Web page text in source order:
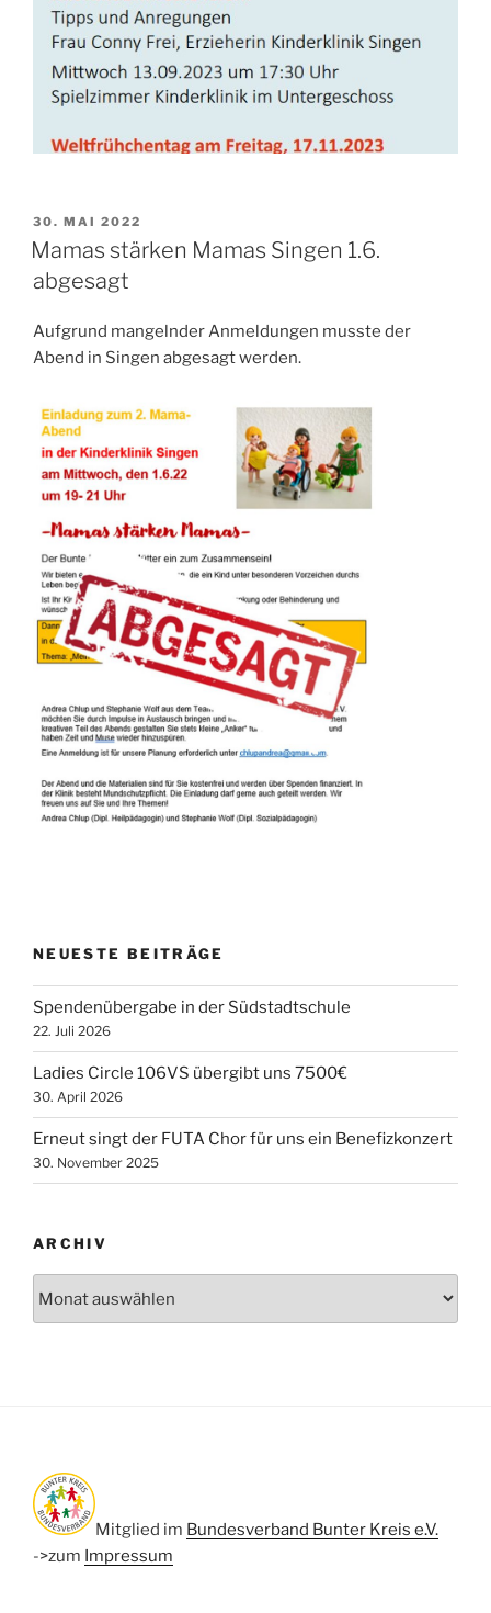
VERÖFFENTLICHT
AM
30. MAI 2022
Mamas stärken Mamas Singen 1.6.
abgesagt
Aufgrund mangelnder Anmeldungen musste der
Abend in Singen abgesagt werden.
NEUESTE BEITRÄGE
Spendenübergabe in der Südstadtschule
22. Juli 2026
Ladies Circle 106VS übergibt uns 7500€
30. April 2026
Erneut singt der FUTA Chor für uns ein Benefizkonzert
30. November 2025
ARCHIV
Mitglied im Bundesverband Bunter Kreis e.V.
->zum Impressum